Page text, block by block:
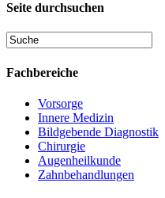
Seite durchsuchen
Fachbereiche
Vorsorge
Innere Medizin
Bildgebende Diagnostik
Chirurgie
Augenheilkunde
Zahnbehandlungen